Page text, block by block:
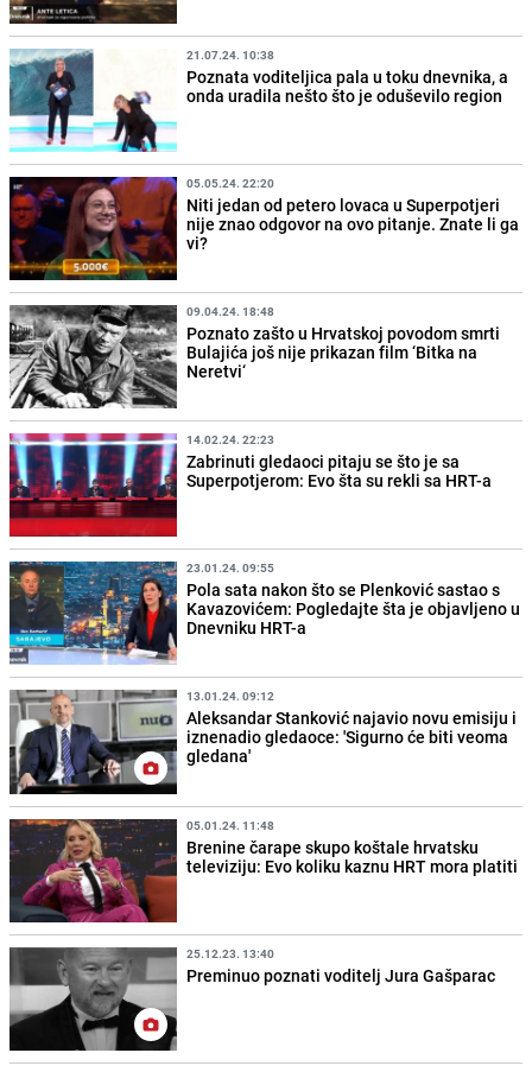
21.07.24. 10:38
Poznata voditeljica pala u toku dnevnika, a
onda uradila nešto što je oduševilo region
05.05.24. 22:20
Niti jedan od petero lovaca u Superpotjeri
nije znao odgovor na ovo pitanje. Znate li ga
vi?
09.04.24. 18:48
Poznato zašto u Hrvatskoj povodom smrti
Bulajića još nije prikazan film ‘Bitka na
Neretvi‘
14.02.24. 22:23
Zabrinuti gledaoci pitaju se što je sa
Superpotjerom: Evo šta su rekli sa HRT-a
23.01.24. 09:55
Pola sata nakon što se Plenković sastao s
Kavazovićem: Pogledajte šta je objavljeno u
Dnevniku HRT-a
13.01.24. 09:12
Aleksandar Stanković najavio novu emisiju i
iznenadio gledaoce: 'Sigurno će biti veoma
gledana'
05.01.24. 11:48
Brenine čarape skupo koštale hrvatsku
televiziju: Evo koliku kaznu HRT mora platiti
25.12.23. 13:40
Preminuo poznati voditelj Jura Gašparac